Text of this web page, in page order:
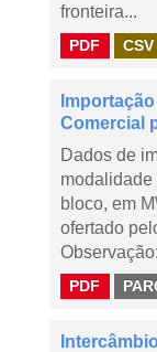
fronteira...
PDF CSV
Comercial
Dados de
modalidade
bloco, em
ofertado
PDF